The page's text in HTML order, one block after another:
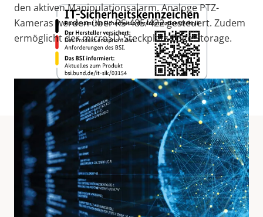
den aktiven Manipulationsalarm. Analoge PTZ-
Kameras werden über RS-485/422 gesteuert. Zudem
ermöglicht der microSD-Steckplatz Edge Storage.
Technische Daten
Für technische Angaben laden Sie bitte unten das
Datenblatt herunter.